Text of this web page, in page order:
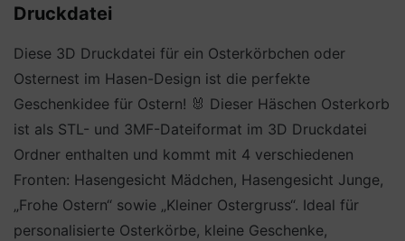
Druckdatei
Diese 3D Druckdatei für ein Osterkörbchen oder
Osternest im Hasen-Design ist die perfekte
Geschenkidee für Ostern! 🐰 Dieser Häschen Osterkorb
ist als STL- und 3MF-Dateiformat im 3D Druckdatei
Ordner enthalten und kommt mit 4 verschiedenen
Fronten: Hasengesicht Mädchen, Hasengesicht Junge,
„Frohe Ostern“ sowie „Kleiner Ostergruss“. Ideal für
personalisierte Osterkörbe, kleine Geschenke,